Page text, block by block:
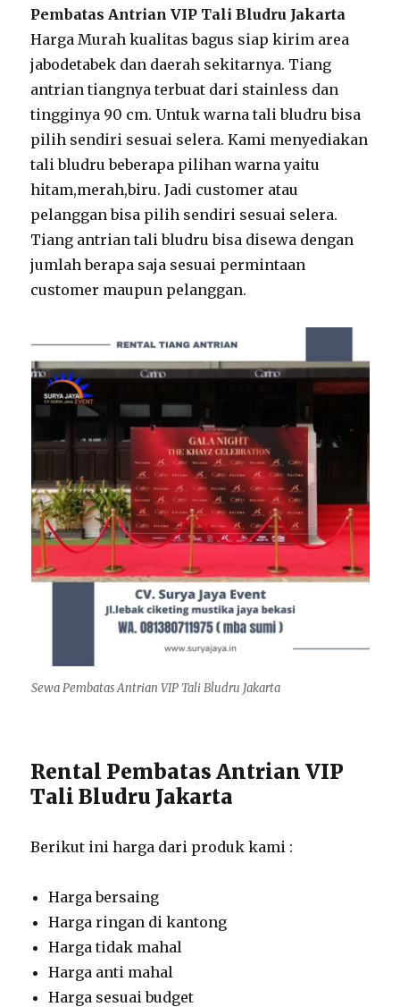
Pembatas Antrian VIP Tali Bludru Jakarta
Harga Murah kualitas bagus siap kirim area
jabodetabek dan daerah sekitarnya. Tiang
antrian tiangnya terbuat dari stainless dan
tingginya 90 cm. Untuk warna tali bludru bisa
pilih sendiri sesuai selera. Kami menyediakan
tali bludru beberapa pilihan warna yaitu
hitam,merah,biru. Jadi customer atau
pelanggan bisa pilih sendiri sesuai selera.
Tiang antrian tali bludru bisa disewa dengan
jumlah berapa saja sesuai permintaan
customer maupun pelanggan.
Sewa Pembatas Antrian VIP Tali Bludru Jakarta
Rental Pembatas Antrian VIP
Tali Bludru Jakarta
Berikut ini harga dari produk kami :
Harga bersaing
Harga ringan di kantong
Harga tidak mahal
Harga anti mahal
Harga sesuai budget